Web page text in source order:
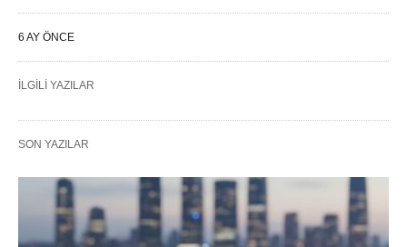
6 AY ÖNCE
İLGILI YAZILAR
SON YAZILAR